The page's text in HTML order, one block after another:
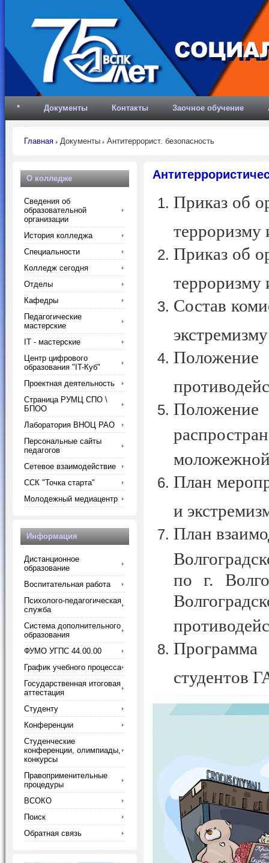
* Документы Контакты Заочное обучение
Главная Документы Антитеррорист. безопасность
Приказ об
терроризму
Приказ об
терроризму
Состав
Положение
моложежной
План
и
План
по г.
студентов
О колледже
Сведения об
образовательной
организации
История колледжа
Специальности
Колледж сегодня
Отделы
Кафедры
Педагогические
мастерские
IT - мастерские
Центр цифрового
образования "IT-Куб"
Проектная деятельность
Страница РУМЦ СПО \
БПОО
Лаборатория ВНОЦ РАО
Персональные сайты
педагогов
Сетевое взаимодействие
ССК "Точка старта"
Молодежный медиацентр
Информация
Дистанционное
образование
Воспитательная работа
Психолого-педагогическая
служба
Система дополнительного
образования
ФУМО УГПС 44.00.00
График учебного процесса
Государственная итоговая
аттестация
Студенту
Конференции
Студенческие
конференции, олимпиады,
конкурсы
Правоприменительные
процедуры
ВСОКО
Поиск
Обратная связь